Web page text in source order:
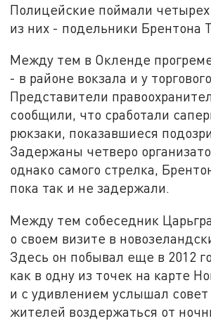
Полицейские поймали
из них - подельники Брентона
Между тем в Окленде
- в районе вокзала и у
Представители
сообщили, что сработали
рюкзаки, показавшиеся
Задержаны четверо
однако самого стрелка,
пока так и не задержали.
Между тем собеседник
о своем визите в
Здесь он побывал еще в 2012
как в одну из точек на карте
и с удивлением услышал
жителей воздержаться от